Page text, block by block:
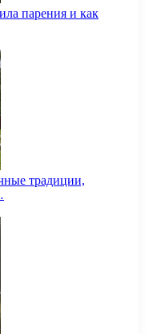
парения и как
традиции,